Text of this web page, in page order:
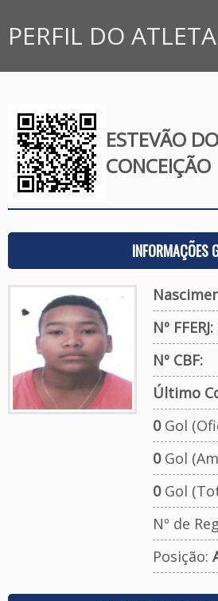
PERFIL DO ATLETA
ESTEVÃO
CONCEIÇÃO
INFORMAÇÕES
Nº
Nº CBF:
Último
0Gol
0Gol
0Gol
Nº de
Posição: